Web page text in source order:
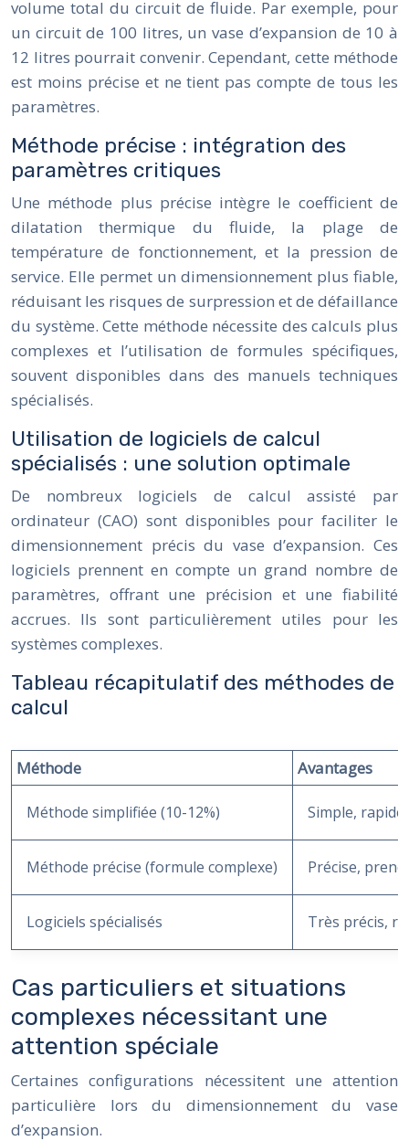
volume total du circuit de fluide. Par exemple, pour
un circuit de 100 litres, un vase d’expansion de 10 à
12 litres pourrait convenir. Cependant, cette méthode
est moins précise et ne tient pas compte de tous les
paramètres.
Méthode précise : intégration des
paramètres critiques
Une méthode plus précise intègre le coefficient de
dilatation thermique du fluide, la plage de
température de fonctionnement, et la pression de
service. Elle permet un dimensionnement plus fiable,
réduisant les risques de surpression et de défaillance
du système. Cette méthode nécessite des calculs plus
complexes et l’utilisation de formules spécifiques,
souvent disponibles dans des manuels techniques
spécialisés.
Utilisation de logiciels de calcul
spécialisés : une solution optimale
De nombreux logiciels de calcul assisté par
ordinateur (CAO) sont disponibles pour faciliter le
dimensionnement précis du vase d’expansion. Ces
logiciels prennent en compte un grand nombre de
paramètres, offrant une précision et une fiabilité
accrues. Ils sont particulièrement utiles pour les
systèmes complexes.
Tableau récapitulatif des méthodes de
calcul
Méthode Avantages
Méthode simplifiée (10-12%) Simple,
Méthode précise (formule complexe) Précise,
Logiciels spécialisés Très précis,
Cas particuliers et situations
complexes nécessitant une
attention spéciale
Certaines configurations nécessitent une attention
particulière lors du dimensionnement du vase
d’expansion.